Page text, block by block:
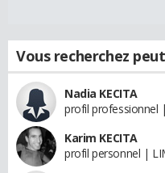
Vous recherchez
Nadia KECITA
profil professionnel
Karim KECITA
profil personnel |